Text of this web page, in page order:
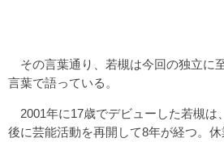
その言葉通り、若槻は今回の独立に
言葉で語っている。
2001年に17歳でデビューした若槻は
後に芸能活動を再開して8年が経つ。